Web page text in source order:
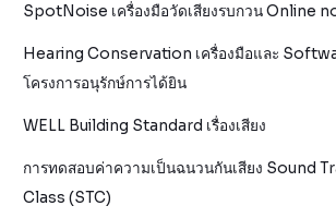
SpotNoise เครื่องมือวัดเสียงรบกวน Online
Hearing Conservation เครื่องมือและ
โครงการอนุรักษ์การได้ยิน
WELL Building Standard เรื่องเสียง
การทดสอบค่าความเป็นฉนวนกันเสียง Sound
Class (STC)